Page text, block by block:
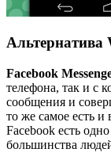
Альтернатива
Facebook
телефона, так и с
сообщения и
то же самое есть и
Facebook есть
большинства